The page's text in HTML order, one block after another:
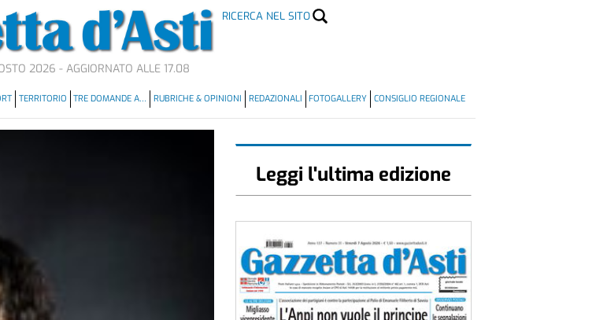
RICERCA NEL SITO
2026 - AGGIORNATO ALLE 17.08
TERRITORIO TRE DOMANDE A… RUBRICHE & OPINIONI REDAZIONALI FOTOGALLERY CONSIGLIO REGIONALE
Leggi l'ultima edizione